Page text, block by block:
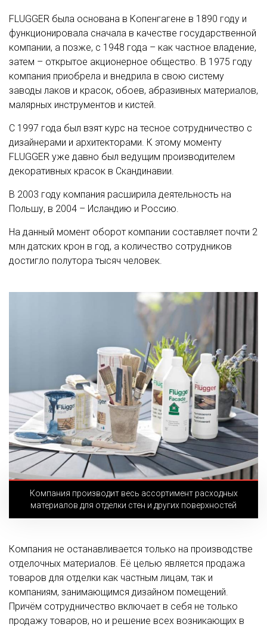
FLUGGER была основана в Копенгагене в 1890 году и
функционировала сначала в качестве государственной
компании, а позже, с 1948 года – как частное владение,
затем – открытое акционерное общество. В 1975 году
компания приобрела и внедрила в свою систему
заводы лаков и красок, обоев, абразивных материалов,
малярных инструментов и кистей.
С 1997 года был взят курс на тесное сотрудничество с
дизайнерами и архитекторами. К этому моменту
FLUGGER уже давно был ведущим производителем
декоративных красок в Скандинавии.
В 2003 году компания расширила деятельность на
Польшу, в 2004 – Исландию и Россию.
На данный момент оборот компании составляет почти 2
млн датских крон в год, а количество сотрудников
достигло полутора тысяч человек.
Компания производит весь ассортимент расходных
материалов для отделки стен и других поверхностей
Компания не останавливается только на производстве
отделочных материалов. Её целью является продажа
товаров для отделки как частным лицам, так и
компаниям, занимающимся дизайном помещений.
Причём сотрудничество включает в себя не только
продажу товаров, но и решение всех возникающих в